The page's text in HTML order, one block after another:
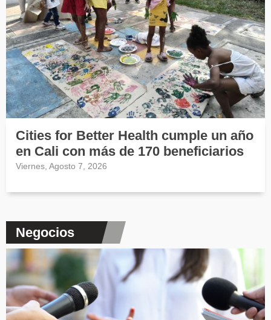
Cities for Better Health cumple un año
en Cali con más de 170 beneficiarios
Viernes, Agosto 7, 2026
Negocios